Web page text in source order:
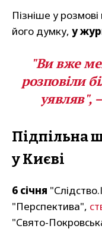
Пізніше у
його думку, у
"Ви вже
розповіли
уявляв",
Підпільна
у Києві
6 січня
"Перспектива",
"Свято-